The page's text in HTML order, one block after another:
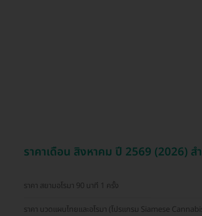
ราคาเดือน สิงหาคม ปี 2569 (2026) สำ
ราคา สยามอโรมา 90 นาที 1 ครั้ง
ราคา นวดแผนไทยและอโรมา (โปรแกรม Siamese